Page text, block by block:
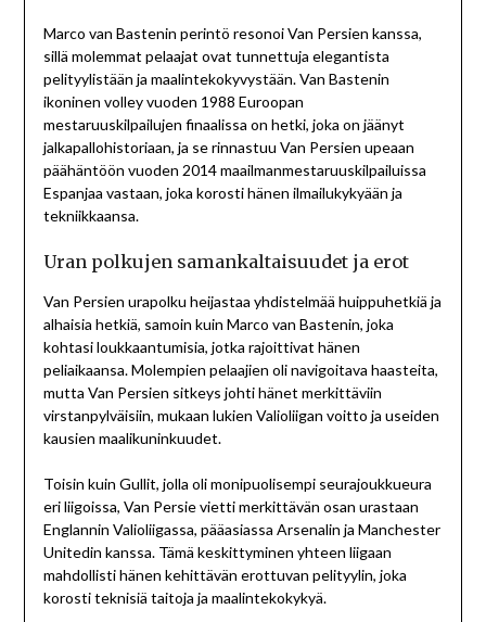
Marco van Bastenin perintö resonoi Van Persien kanssa,
sillä molemmat pelaajat ovat tunnettuja elegantista
pelityylistään ja maalintekokyvystään. Van Bastenin
ikoninen volley vuoden 1988 Euroopan
mestaruuskilpailujen finaalissa on hetki, joka on jäänyt
jalkapallohistoriaan, ja se rinnastuu Van Persien upeaan
päähäntöön vuoden 2014 maailmanmestaruuskilpailuissa
Espanjaa vastaan, joka korosti hänen ilmailukykyään ja
tekniikkaansa.
Uran polkujen samankaltaisuudet ja erot
Van Persien urapolku heijastaa yhdistelmää huippuhetkiä ja
alhaisia hetkiä, samoin kuin Marco van Bastenin, joka
kohtasi loukkaantumisia, jotka rajoittivat hänen
peliaikaansa. Molempien pelaajien oli navigoitava haasteita,
mutta Van Persien sitkeys johti hänet merkittäviin
virstanpylväisiin, mukaan lukien Valioliigan voitto ja useiden
kausien maalikuninkuudet.
Toisin kuin Gullit, jolla oli monipuolisempi seurajoukkueura
eri liigoissa, Van Persie vietti merkittävän osan urastaan
Englannin Valioliigassa, pääasiassa Arsenalin ja Manchester
Unitedin kanssa. Tämä keskittyminen yhteen liigaan
mahdollisti hänen kehittävän erottuvan pelityylin, joka
korosti teknisiä taitoja ja maalintekokykyä.